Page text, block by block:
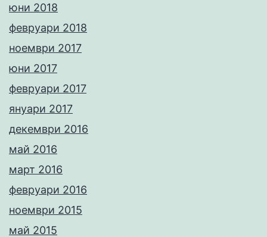
юни 2018
февруари 2018
ноември 2017
юни 2017
февруари 2017
януари 2017
декември 2016
май 2016
март 2016
февруари 2016
ноември 2015
май 2015